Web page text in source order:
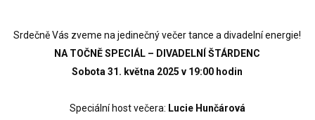
Srdečně Vás zveme na jedinečný večer tance a divadelní energie!
NA TOČNĚ SPECIÁL – DIVADELNÍ ŠTÁRDENC
Sobota 31. května 2025 v 19:00 hodin
Speciální host večera: Lucie Hunčárová